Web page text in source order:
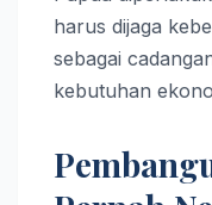
harus dijaga
sebagai
kebutuhan